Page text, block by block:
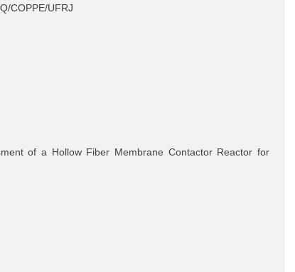
COPPE/UFRJ
of a Hollow Fiber Membrane Contactor Reactor for